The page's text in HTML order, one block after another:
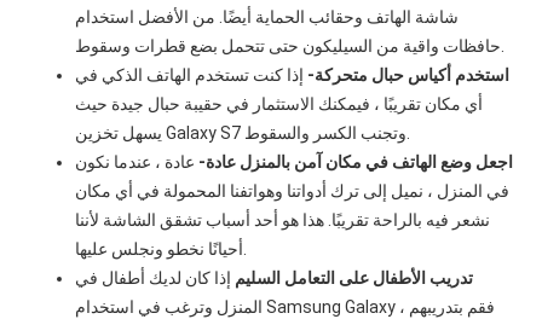
شاشة الهاتف وحقائب الحماية أيضًا. من الأفضل استخدام
حافظات واقية من السيليكون حتى تتحمل بضع قطرات وسقوط.
استخدم أكياس حبال متحركة- إذا كنت تستخدم الهاتف الذكي في
أي مكان تقريبًا ، فيمكنك الاستثمار في حقيبة حبال جيدة حيث
يسهل تخزين Galaxy S7 وتجنب الكسر والسقوط.
اجعل وضع الهاتف في مكان آمن بالمنزل عادة- عادة ، عندما نكون
في المنزل ، نميل إلى ترك أدواتنا وهواتفنا المحمولة في أي مكان
نشعر فيه بالراحة تقريبًا. هذا هو أحد أسباب تشقق الشاشة لأننا
أحيانًا نخطو ونجلس عليها.
تدريب الأطفال على التعامل السليم إذا كان لديك أطفال في
المنزل وترغب في استخدام Samsung Galaxy ، فقم بتدريبهم